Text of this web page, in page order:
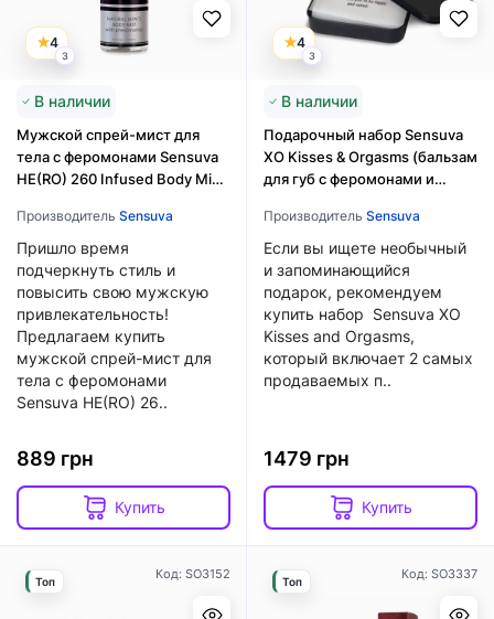
4
3
В наличии
Мужской спрей-мист для
тела с феромонами Sensuva
HE(RO) 260 Infused Body Mist
Производитель Sensuva
Пришло время
подчеркнуть стиль и
повысить свою мужскую
привлекательность!
Предлагаем купить
мужской спрей-мист для
тела с феромонами
Sensuva HE(RO) 26..
889 грн
Купить
4
3
В наличии
Подарочный набор Sensuva
XO Kisses & Orgasms (бальзам
для губ с феромонами и
Производитель Sensuva
Если вы ищете необычный
и запоминающийся
подарок, рекомендуем
купить набор Sensuva XO
Kisses and Orgasms,
который включает 2 самых
продаваемых п..
1479 грн
Купить
Код: SO3152
Топ Код: SO3337
Топ